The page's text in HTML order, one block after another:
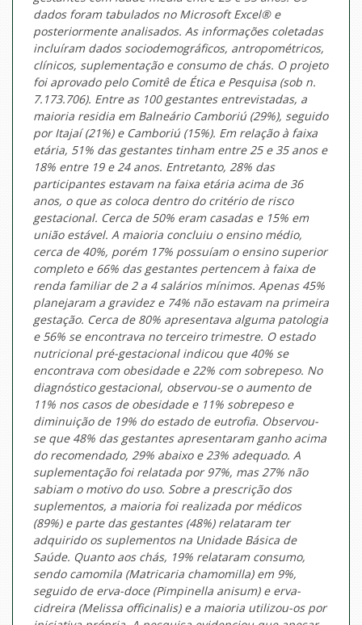
dados foram tabulados no Microsoft Excel® e
posteriormente analisados. As informações coletadas
incluíram dados sociodemográficos, antropométricos,
clínicos, suplementação e consumo de chás. O projeto
foi aprovado pelo Comitê de Ética e Pesquisa (sob n.
7.173.706). Entre as 100 gestantes entrevistadas, a
maioria residia em Balneário Camboriú (29%), seguido
por Itajaí (21%) e Camboriú (15%). Em relação à faixa
etária, 51% das gestantes tinham entre 25 e 35 anos e
18% entre 19 e 24 anos. Entretanto, 28% das
participantes estavam na faixa etária acima de 36
anos, o que as coloca dentro do critério de risco
gestacional. Cerca de 50% eram casadas e 15% em
união estável. A maioria concluiu o ensino médio,
cerca de 40%, porém 17% possuíam o ensino superior
completo e 66% das gestantes pertencem à faixa de
renda familiar de 2 a 4 salários mínimos. Apenas 45%
planejaram a gravidez e 74% não estavam na primeira
gestação. Cerca de 80% apresentava alguma patologia
e 56% se encontrava no terceiro trimestre. O estado
nutricional pré-gestacional indicou que 40% se
encontrava com obesidade e 22% com sobrepeso. No
diagnóstico gestacional, observou-se o aumento de
11% nos casos de obesidade e 11% sobrepeso e
diminuição de 19% do estado de eutrofia. Observou-
se que 48% das gestantes apresentaram ganho acima
do recomendado, 29% abaixo e 23% adequado. A
suplementação foi relatada por 97%, mas 27% não
sabiam o motivo do uso. Sobre a prescrição dos
suplementos, a maioria foi realizada por médicos
(89%) e parte das gestantes (48%) relataram ter
adquirido os suplementos na Unidade Básica de
Saúde. Quanto aos chás, 19% relataram consumo,
sendo camomila (Matricaria chamomilla) em 9%,
seguido de erva-doce (Pimpinella anisum) e erva-
cidreira (Melissa officinalis) e a maioria utilizou-os por